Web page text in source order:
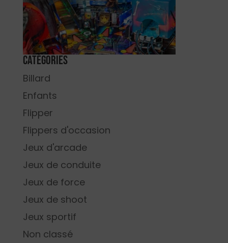
Catégories
Billard
Enfants
Flipper
Flippers d'occasion
Jeux d'arcade
Jeux de conduite
Jeux de force
Jeux de shoot
Jeux sportif
Non classé